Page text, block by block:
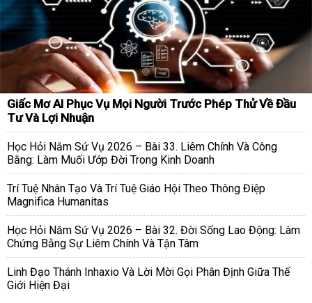
Giấc Mơ AI Phục Vụ Mọi Người Trước Phép Thử Về Đầu
Tư Và Lợi Nhuận
Học Hỏi Năm Sứ Vụ 2026 – Bài 33. Liêm Chính Và Công
Bằng: Làm Muối Ướp Đời Trong Kinh Doanh
Trí Tuệ Nhân Tạo Và Trí Tuệ Giáo Hội Theo Thông Điệp
Magnifica Humanitas
Học Hỏi Năm Sứ Vụ 2026 – Bài 32. Đời Sống Lao Động: Làm
Chứng Bằng Sự Liêm Chính Và Tận Tâm
Linh Đạo Thánh Inhaxio Và Lời Mời Gọi Phân Định Giữa Thế
Giới Hiện Đại